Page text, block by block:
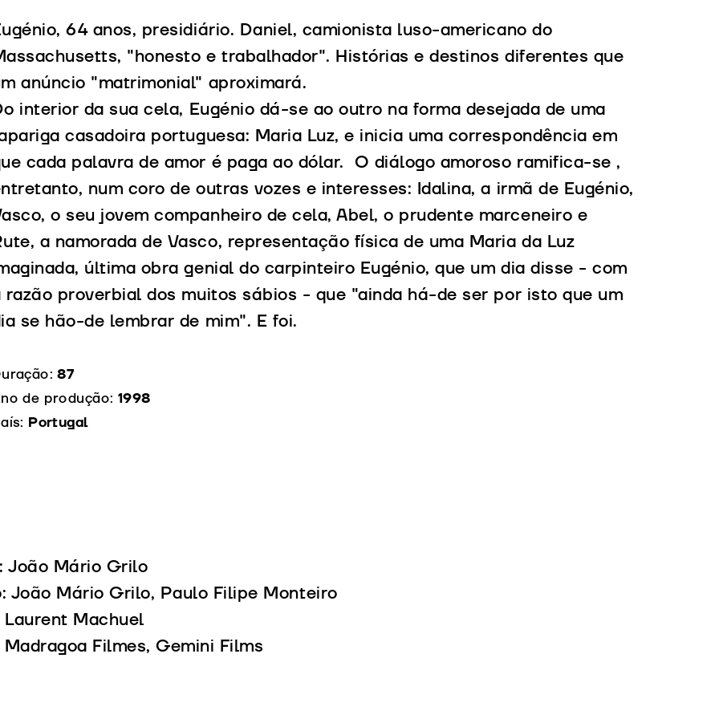
64 anos, presidiário. Daniel, camionista luso-americano do
"honesto e trabalhador". Histórias e destinos diferentes que
anúncio "matrimonial" aproximará.
interior da sua cela, Eugénio dá-se ao outro na forma desejada de uma
casadoira portuguesa: Maria Luz, e inicia uma correspondência em
cada palavra de amor é paga ao dólar. O diálogo amoroso ramifica-se ,
num coro de outras vozes e interesses: Idalina, a irmã de Eugénio,
o seu jovem companheiro de cela, Abel, o prudente marceneiro e
a namorada de Vasco, representação física de uma Maria da Luz
última obra genial do carpinteiro Eugénio, que um dia disse - com
razão proverbial dos muitos sábios - que "ainda há-de ser por isto que um
se hão-de lembrar de mim". E foi.
87
de produção: 1998
Portugal
João Mário Grilo
João Mário Grilo, Paulo Filipe Monteiro
Machuel
Filmes, Gemini Films